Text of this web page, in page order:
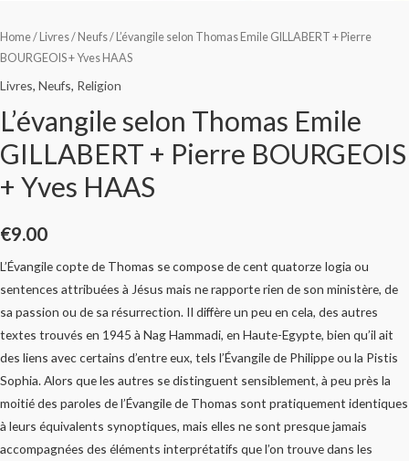
Home/ Livres/ Neufs/ L’évangile selon Thomas Emile GILLABERT + Pierre
BOURGEOIS + Yves HAAS
Livres, Neufs, Religion
L’évangile selon Thomas Emile
GILLABERT + Pierre BOURGEOIS
+ Yves HAAS
€9.00
L’Évangile copte de Thomas se compose de cent quatorze Iogia ou
sentences attribuées à Jésus mais ne rapporte rien de son ministère, de
sa passion ou de sa résurrection. II diffère un peu en cela, des autres
textes trouvés en 1945 à Nag Hammadi, en Haute-Egypte, bien qu’il ait
des liens avec certains d’entre eux, tels l’Évangile de Philippe ou la Pistis
Sophia. Alors que les autres se distinguent sensiblement, à peu près la
moitié des paroles de l’Évangile de Thomas sont pratiquement identiques
à leurs équivalents synoptiques, mais elles ne sont presque jamais
accompagnées des éléments interprétatifs que l’on trouve dans les